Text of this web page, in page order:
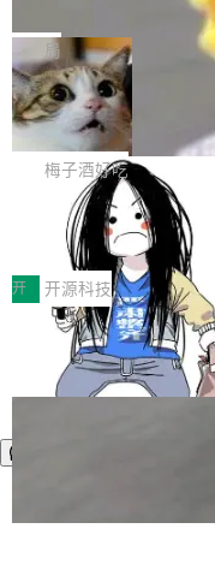
级应用，企业在规模化落
可控性和代码质量提出了
安全与合规要求。对于大
有云模型能够满足快速试
但对于金融、能源、医疗
AI算力网关（AI创新平台
各业的Agent走向规模化
渐丰富，用户关注的重点
让AI用起来，还要进一步
Token花在哪里、算力是
续增长的AI成本该如何优
正是围绕这些实际问题，
理两个方面，让用户的每
得住、用得稳、省得下、
始，Token使用一目...
束，一个实验室的开始
Google 员工编号 20。
Bigtable 作者之一。
Gemini 的架构师。
ean 在 Google 工作了
不是一个人走。一同离开
wat（Google 员工编号
年的编程搭档，
作者）、Quoc Le（
q2Seq 和 DocAI 的共同
yals（Gemini 联合负责人
局
🔥 SolonCode
字体可调、22 种语言
打开终端就能上岗的全中
把「看得清、用母语、记
齐。 SolonCode 是什么
耳科技研发的企业级终
中文驱动的数字员工，自
骤、编写代码。不挑模型
装完即用。 开源地址：
b 安装 支持 Java 8+（
x / Windows / Harmony
x / Harmony PC curl -
梅子酒好吃
让“代码语义理解”深度
价值潜能：华为云码
代码仓技术解析
一、代码仓深度理解技
程实践中，代码仓是企业
体。企业级代码仓库通常
个文件，其规模远超单次
文窗口。随着项目规模的
不断累积，代码仓中的模
务逻辑等关键信息往往分
件之中，形成高度复杂的
开 开源科技